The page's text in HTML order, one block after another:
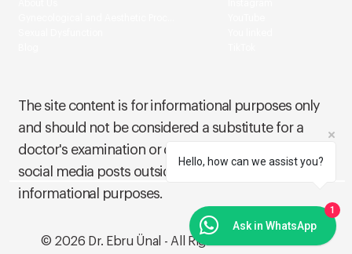
© 2026 Dr. Ebru Ünal - All Rights Reserved.
The site content is for informational purposes only
and should not be considered a substitute for a
doctor's examination or diagnosis of a patient. Our
social media posts outside of this site are also for
informational purposes.
Hello, how can we assist you?
Ask in WhatsApp
1